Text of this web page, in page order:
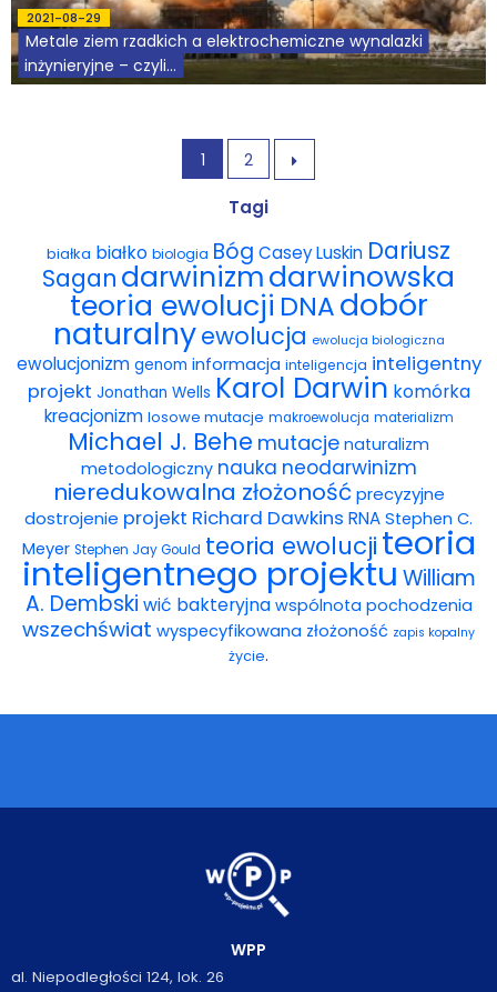
2021-08-29
Metale ziem rzadkich a elektrochemiczne wynalazki
inżynieryjne – czyli...
1 2 
Tagi
białka białko biologia Bóg Casey Luskin Dariusz
Sagan darwinizmdarwinowska
teoria ewolucji DNAdobór
naturalnyewolucja ewolucja biologiczna
ewolucjonizm genom informacja inteligencja inteligentny
projekt Jonathan Wells Karol Darwin komórka
kreacjonizm losowe mutacje makroewolucja materializm
Michael J. Behe mutacje naturalizm
metodologiczny nauka neodarwinizm
nieredukowalna złożoność precyzyjne
dostrojenie projekt Richard Dawkins RNA Stephen C.
Meyer Stephen Jay Gould teoria ewolucji teoria
inteligentnego projektu William
A. Dembski wić bakteryjna wspólnota pochodzenia
wszechświat wyspecyfikowana złożoność zapis kopalny
życie.
WPP
al. Niepodległości 124, lok. 26